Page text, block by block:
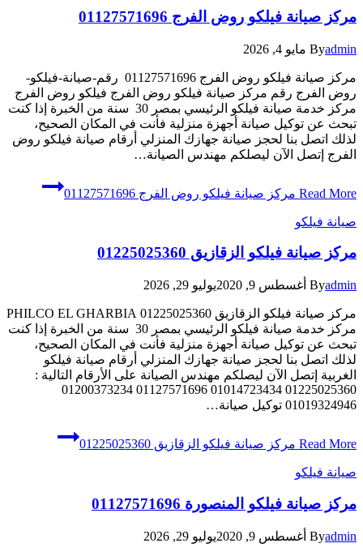
مركز صيانة فيلكو روض الفرج 01127571696
Byadmin مايو 4, 2026
مركز صيانة فيلكو روض الفرج 01127571696 رقم-صيانة-فيلكو-
روض الفرج رقم مركز صيانة فيلكو روض الفرج فيلكو روض الفرج
مركز خدمة صيانة فيلكو الرئيسي بمصر 30 سنة من الخبرة إذا كنت
تبحث عن توكيل صيانة أجهزة منزلية فأنت في المكان الصحيح،
لذلك اتصل بنا لحجز صيانة جهازك المنزلي أرقام صيانة فيلكو روض
الفرج إتصل الآن ليصلكم مهندس الصيانة…
Read More مركز صيانة فيلكو روض الفرج 01127571696
صيانة فيلكو
مركز صيانة فيلكو الزقازيق 01225025360
Byadmin أغسطس 9, 2020 يوليو 29, 2026
مركز صيانة فيلكو الزقازيق 01225025360 PHILCO EL GHARBIA
مركز خدمة صيانة فيلكو الرئيسي بمصر 30 سنة من الخبرة إذا كنت
تبحث عن توكيل صيانة أجهزة منزلية فأنت في المكان الصحيح،
لذلك اتصل بنا لحجز صيانة جهازك المنزلي أرقام صيانة فيلكو
الغربية إتصل الآن ليصلكم مهندس الصيانة على الأرقام التالية :
01225025360 01014723434 01127571696 01200373234
01019324946 توكيل صيانة…
Read More مركز صيانة فيلكو الزقازيق 01225025360
صيانة فيلكو
مركز صيانة فيلكو المنصورة 01127571696
Byadmin أغسطس 9, 2020 يوليو 29, 2026